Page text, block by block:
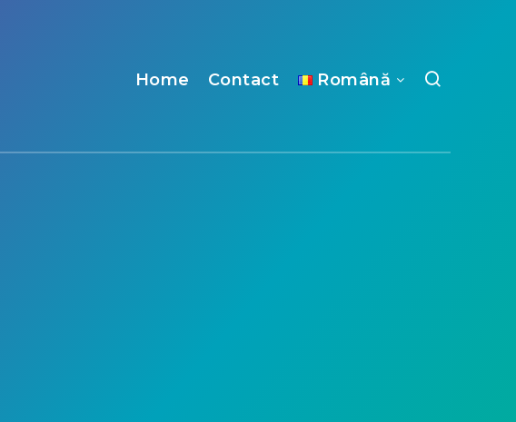
Home Contact Română